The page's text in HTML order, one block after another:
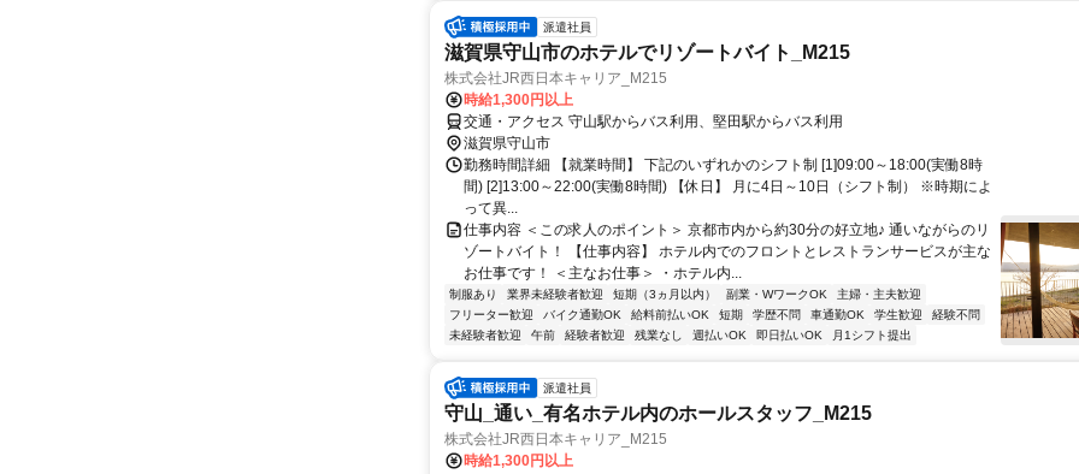
派遣社員
滋賀県守山市のホテルでリゾートバイト_M215
株式会社JR西日本キャリア_M215
時給1,300円以上
交通・アクセス 守山駅からバス利用、堅田駅からバス利用
滋賀県守山市
勤務時間詳細 【就業時間】 下記のいずれかのシフト制 [1]09:00～18:00(実働8時
間) [2]13:00～22:00(実働8時間) 【休日】 月に4日～10日（シフト制） ※時期によ
って異...
仕事内容 ＜この求人のポイント＞ 京都市内から約30分の好立地♪ 通いながらのリ
ゾートバイト！ 【仕事内容】 ホテル内でのフロントとレストランサービスが主な
お仕事です！ ＜主なお仕事＞ ・ホテル内...
制服あり 業界未経験者歓迎 短期（3ヵ月以内） 副業・WワークOK
主婦・主夫歓迎
フリーター歓迎
バイク通勤OK 給料前払いOK 短期 学歴不問 車通勤OK 学生歓迎
経験不問
未経験者歓迎
午前 経験者歓迎 残業なし 週払いOK 即日払いOK 月1シフト提出
派遣社員
守山_通い_有名ホテル内のホールスタッフ_M215
株式会社JR西日本キャリア_M215
時給1,300円以上